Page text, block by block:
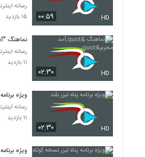
۰۰:۵۹ HD
رسانه
۱۵ بازدید
۰۲:۳۰ HD
نماهنگ
رسانه
۱۱ بازدید
۰۲:۳۰ HD
ویژه
رسانه
۱۱ بازدید
ویژه